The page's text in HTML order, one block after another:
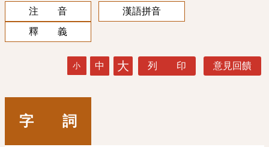
注 音
漢語拼音
釋 義
小 中 大 列 印 意見回饋
字 詞